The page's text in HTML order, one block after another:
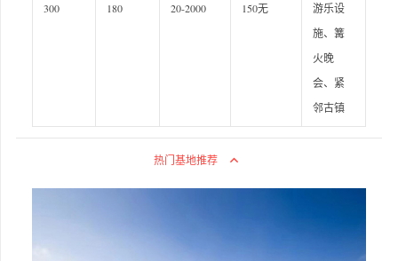
300 180 20-2000 150无
游乐设
施、篝
火晚
会、紧
邻古镇
热门基地推荐